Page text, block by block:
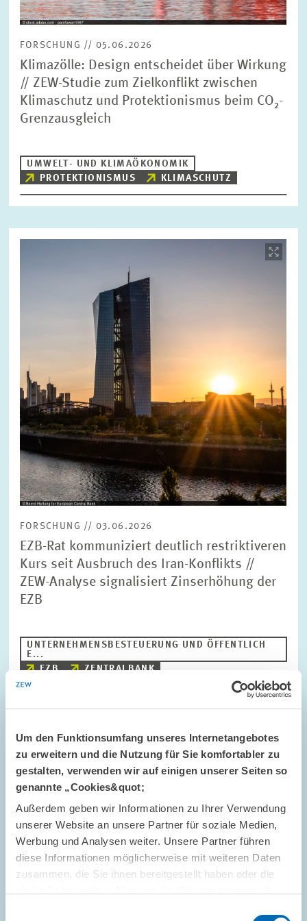
Um den Funktionsumfang unseres Internetangebotes
zu erweitern und die Nutzung für Sie komfortabler zu
gestalten, verwenden wir auf einigen unserer Seiten so
genannte „Cookies&quot;
Außerdem geben wir Informationen zu Ihrer Verwendung
unserer Website an unsere Partner für soziale Medien,
Werbung und Analysen weiter. Unsere Partner führen
diese Informationen möglicherweise mit weiteren Daten
zusammen, die Sie ihnen bereitgestellt haben oder die
FORSCHUNG // 05.06.2026
Klimazölle: Design entscheidet über Wirkung
// ZEW-Studie zum Zielkonflikt zwischen
Klimaschutz und Protektionismus beim CO₂-
Grenzausgleich
UMWELT- UND KLIMAÖKONOMIK
PROTEKTIONISMUS
KLIMASCHUTZ
FORSCHUNG // 03.06.2026
EZB-Rat kommuniziert deutlich restriktiveren
Kurs seit Ausbruch des Iran-Konflikts //
ZEW-Analyse signalisiert Zinserhöhung der
EZB
UNTERNEHMENSBESTEUERUNG UND ÖFFENTLICH
E...
EZB
ZENTRALBANK
Bild
in
vergrößerter
Ansicht